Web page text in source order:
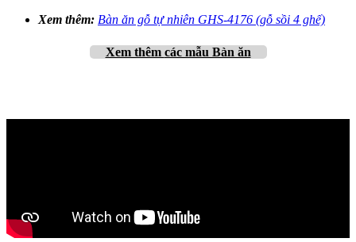
Xem thêm: Bàn ăn gỗ tự nhiên GHS-4176 (gỗ sồi 4 ghế)
Xem thêm các mẫu Bàn ăn